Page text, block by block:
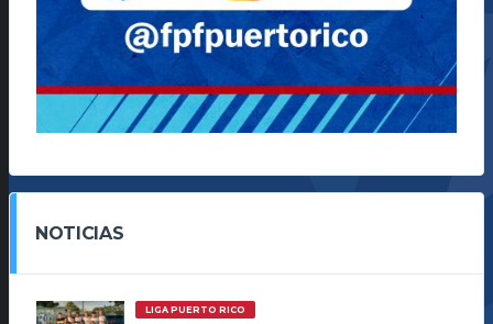
NOTICIAS
LIGA PUERTO RICO